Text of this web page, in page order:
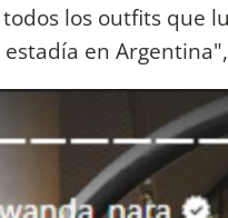
los outfits que
en